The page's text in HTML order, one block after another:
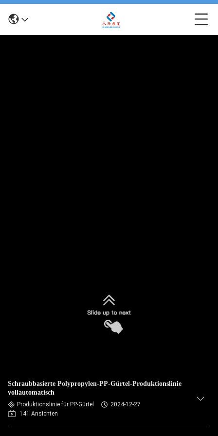
Schraubbasierte Polypropylen-PP-Gürtel-Produktionslinie
vollautomatisch
Produktionslinie für PP-Gürtel
2024-12-27
141 Ansichten